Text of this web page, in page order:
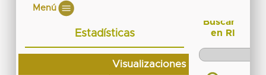
Menú
Estadísticas
Visualizaciones
Buscar
en RI